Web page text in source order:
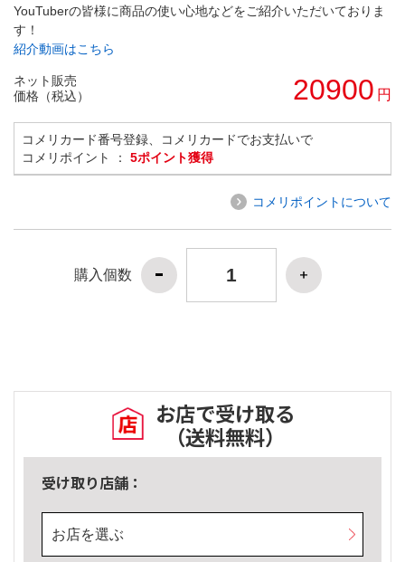
YouTuberの皆様に商品の使い心地などをご紹介いただいておりま
す！
紹介動画はこちら
ネット販売
価格（税込）
20900 円
コメリカード番号登録、コメリカードでお支払いで
コメリポイント ： 5ポイント獲得
コメリポイントについて
購入個数
お店で受け取る
（送料無料）
受け取り店舗：
お店を選ぶ